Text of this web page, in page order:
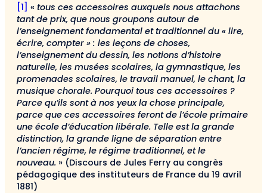
[1] « tous ces accessoires auxquels nous attachons
tant de prix, que nous groupons autour de
l’enseignement fondamental et traditionnel du « lire,
écrire, compter » : les leçons de choses,
l’enseignement du dessin, les notions d’histoire
naturelle, les musées scolaires, la gymnastique, les
promenades scolaires, le travail manuel, le chant, la
musique chorale. Pourquoi tous ces accessoires ?
Parce qu’ils sont à nos yeux la chose principale,
parce que ces accessoires feront de l’école primaire
une école d’éducation libérale. Telle est la grande
distinction, la grande ligne de séparation entre
l’ancien régime, le régime traditionnel, et le
nouveau. » (Discours de Jules Ferry au congrès
pédagogique des instituteurs de France du 19 avril
1881)